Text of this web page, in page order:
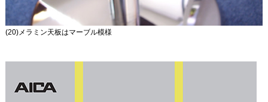
(20)メラミン天板はマーブル模様